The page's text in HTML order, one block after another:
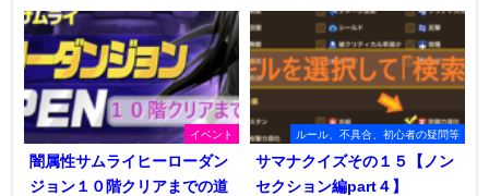
イベント
闇属性サムライヒーローダン
ジョン１０階クリアまでの道
ルール、不具合、初心者の疑問等
サマナクイズその１５【ノン
セクション編part４】